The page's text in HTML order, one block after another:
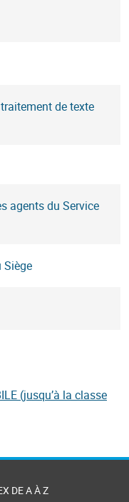
de texte
agents du Service
Siège
(jusqu’à la classe
DE A À Z